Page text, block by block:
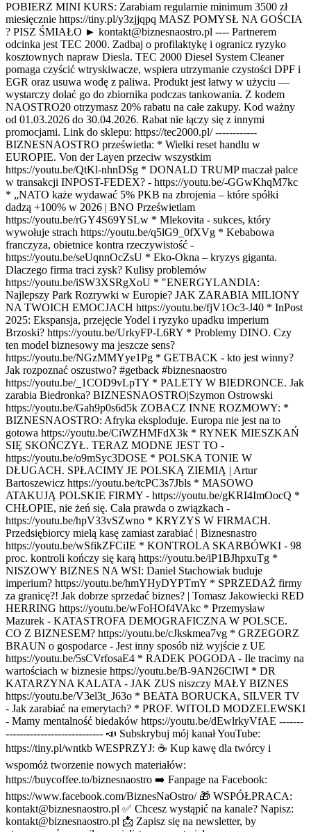
POBIERZ MINI KURS: Zarabiam regularnie minimum 3500 zł
miesięcznie https://tiny.pl/y3zjjqpq MASZ POMYSŁ NA GOŚCIA
? PISZ ŚMIAŁO ► kontakt@biznesnaostro.pl ---- Partnerem
odcinka jest TEC 2000. Zadbaj o profilaktykę i ogranicz ryzyko
kosztownych napraw Diesla. TEC 2000 Diesel System Cleaner
pomaga czyścić wtryskiwacze, wspiera utrzymanie czystości DPF i
EGR oraz usuwa wodę z paliwa. Produkt jest łatwy w użyciu —
wystarczy dolać go do zbiornika podczas tankowania. Z kodem
NAOSTRO20 otrzymasz 20% rabatu na całe zakupy. Kod ważny
od 01.03.2026 do 30.04.2026. Rabat nie łączy się z innymi
promocjami. Link do sklepu: https://tec2000.pl/ ------------
BIZNESNAOSTRO prześwietla: * Wielki reset handlu w
EUROPIE. Von der Layen przeciw wszystkim
https://youtu.be/QtKl-nhnDSg * DONALD TRUMP maczał palce
w transakcji INPOST-FEDEX? - https://youtu.be/-GGwKhqM7kc
* „NATO każe wydawać 5% PKB na zbrojenia – które spółki
dadzą +100% w 2026 | BNO Prześwietlam
https://youtu.be/rGY4S69YSLw * Mlekovita - sukces, który
wywołuje strach https://youtu.be/q5lG9_0fXVg * Kebabowa
franczyza, obietnice kontra rzeczywistość -
https://youtu.be/seUqnnOcZsU * Eko-Okna – kryzys giganta.
Dlaczego firma traci zysk? Kulisy problemów
https://youtu.be/iSW3XSRgXoU * "ENERGYLANDIA:
Najlepszy Park Rozrywki w Europie? JAK ZARABIA MILIONY
NA TWOICH EMOCJACH https://youtu.be/fjV1Oc3-J40 * InPost
2025: Ekspansja, przejęcie Yodel i ryzyko upadku imperium
Brzoski? https://youtu.be/UrkyFP-L6RY * Problemy DINO. Czy
ten model biznesowy ma jeszcze sens?
https://youtu.be/NGzMMYye1Pg * GETBACK - kto jest winny?
Jak rozpoznać oszustwo? #getback #biznesnaostro
https://youtu.be/_1COD9vLpTY * PALETY W BIEDRONCE. Jak
zarabia Biedronka? BIZNESNAOSTRO|Szymon Ostrowski
https://youtu.be/Gah9p0s6d5k ZOBACZ INNE ROZMOWY: *
BIZNESNAOSTRO: Afryka eksploduje. Europa nie jest na to
gotowa https://youtu.be/CiWZHMFdX3k * RYNEK MIESZKAŃ
SIĘ SKOŃCZYŁ. TERAZ MODNE JEST TO -
https://youtu.be/o9mSyc3DOSE * POLSKA TONIE W
DŁUGACH. SPŁACIMY JE POLSKĄ ZIEMIĄ | Artur
Bartoszewicz https://youtu.be/tcPC3s7Jbls * MASOWO
ATAKUJĄ POLSKIE FIRMY - https://youtu.be/gKRI4ImOocQ *
CHŁOPIE, nie żeń się. Cała prawda o związkach -
https://youtu.be/hpV33vSZwno * KRYZYS W FIRMACH.
Przedsiębiorcy mielą kasę zamiast zarabiać | Biznesnastro
https://youtu.be/wSfikZFCiIE * KONTROLA SKARBÓWKI - 98
proc. kontroli kończy się karą https://youtu.be/iP1BJhpxuTg *
NISZOWY BIZNES NA WSI: Daniel Stachowiak buduje
imperium? https://youtu.be/hmYHyDYPTmY * SPRZEDAŻ firmy
za granicę?! Jak dobrze sprzedać biznes? | Tomasz Jakowiecki RED
HERRING https://youtu.be/wFoHOf4VAkc * Przemysław
Mazurek - KATASTROFA DEMOGRAFICZNA W POLSCE.
CO Z BIZNESEM? https://youtu.be/cJkskmea7vg * GRZEGORZ
BRAUN o gospodarce - Jest inny sposób niż wyjście z UE
https://youtu.be/5sCVrfosaE4 * RADEK POGODA - Ile tracimy na
wartościach w biznesie https://youtu.be/B-9AN26ClWI * DR
KATARZYNA KALATA - JAK ZUS niszczy MAŁY BIZNES
https://youtu.be/V3el3t_J63o * BEATA BORUCKA, SILVER TV
- Jak zarabiać na emerytach? * PROF. WITOLD MODZELEWSKI
- Mamy mentalność biedaków https://youtu.be/dEwlrkyVfAE -------
---------------------------- 📣 Subskrybuj mój kanał YouTube:
https://tiny.pl/wntkb WESPRZYJ: ☕ Kup kawę dla twórcy i
wspomóż tworzenie nowych materiałów:
https://buycoffee.to/biznesnaostro ➡️ Fanpage na Facebook:
https://www.facebook.com/BiznesNaOstro/ 🎁 WSPÓŁPRACA:
kontakt@biznesnaostro.pl ✅ Chcesz wystąpić na kanale? Napisz:
kontakt@biznesnaostro.pl 📩 Zapisz się na newsletter, by